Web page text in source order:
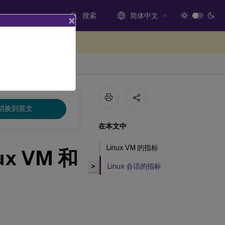
搜索 简体中文
换到英文
VM 和
>
在本文中
Linux VM 的指标
Linux 会话的指标
×